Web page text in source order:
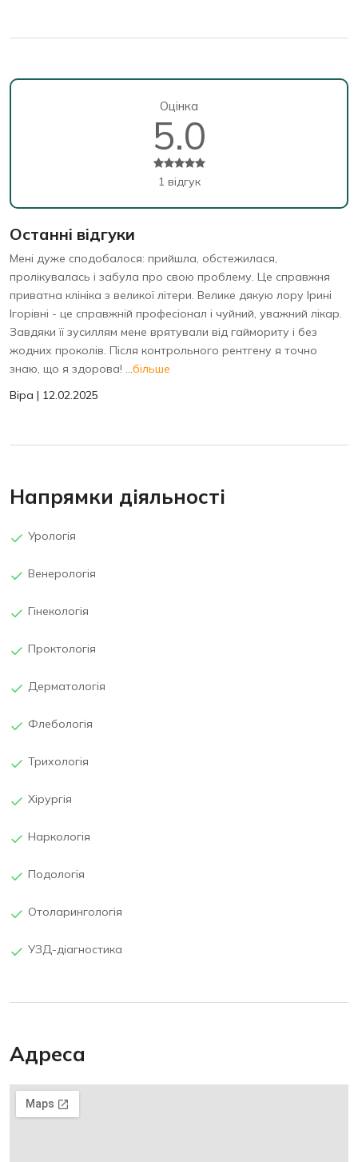
Оцінка
5.0
1 відгук
Останні відгуки
Мені дуже сподобалося: прийшла, обстежилася,
пролікувалась і забула про свою проблему. Це справжня
приватна клініка з великої літери. Велике дякую лору Ірині
Ігорівні - це справжній професіонал і чуйний, уважний лікар.
Завдяки її зусиллям мене врятували від гаймориту і без
жодних проколів. Після контрольного рентгену я точно
знаю, що я здорова! ...більше
Віра | 12.02.2025
Напрямки діяльності
Урологія
Венерологія
Гінекологія
Проктологія
Дерматологія
Флебологія
Трихологія
Хірургія
Наркологія
Подологія
Отоларингологія
УЗД-діагностика
Адреса